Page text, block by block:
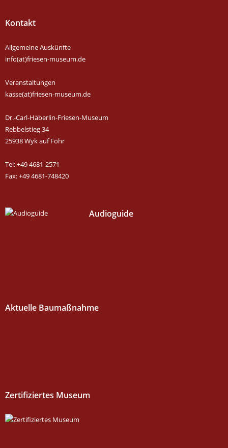
Kontakt
Allgemeine Auskünfte
info(at)friesen-museum.de
Veranstaltungen
kasse(at)friesen-museum.de
Dr.-Carl-Häberlin-Friesen-Museum
Rebbelstieg 34
25938 Wyk auf Föhr
Tel: +49 4681-2571
Fax: +49 4681-748420
Audioguide
Aktuelle Baumaßnahme
Zertifiziertes Museum